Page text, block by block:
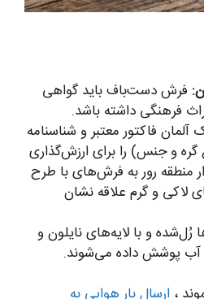
فرش دست‌باف باید گواهی
فرهنگی داشته باشد.
آلمان فاکتور معتبر و شناسنامه
گره و جنس) را برای ارزش‌گذاری
منطقه رور به فرش‌های با طرح
لاکی و گرم علاقه نشان
و با لایه‌های نایلون و
آب پوشش داده می‌شوند.
، ارسال بار هوایی به